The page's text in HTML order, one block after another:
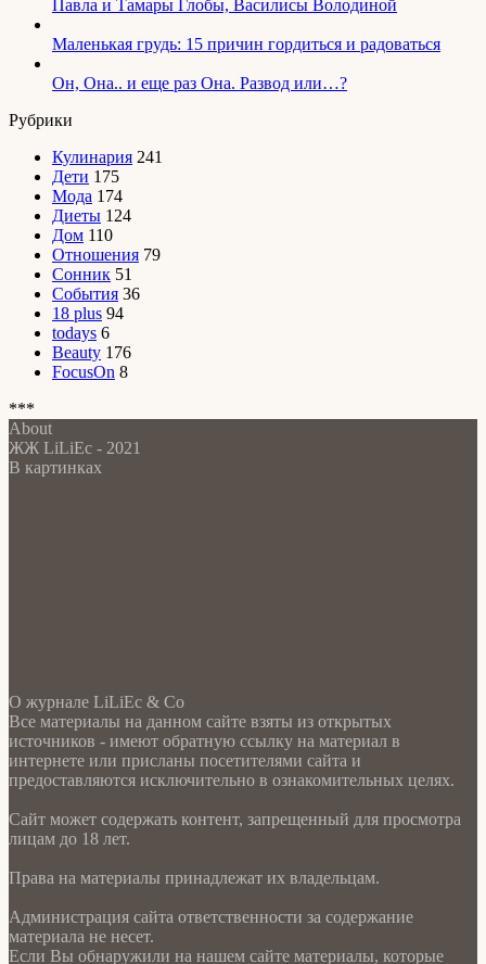
Павла и Тамары Глобы, Василисы Володиной
Маленькая грудь: 15 причин гордиться и радоваться
Он, Она.. и еще раз Она. Развод или…?
Рубрики
Кулинария 241
Дети 175
Мода 174
Диеты 124
Дом 110
Отношения 79
Сонник 51
События 36
18 plus 94
todays 6
Beauty 176
FocusOn 8
***
About
ЖЖ LiLiEc - 2021
В картинках
О журнале LiLiEc & Co
Все материалы на данном сайте взяты из открытых
источников - имеют обратную ссылку на материал в
интернете или присланы посетителями сайта и
предоставляются исключительно в ознакомительных целях.
Сайт может содержать контент, запрещенный для просмотра
лицам до 18 лет.
Права на материалы принадлежат их владельцам.
Администрация сайта ответственности за содержание
материала не несет.
Если Вы обнаружили на нашем сайте материалы, которые